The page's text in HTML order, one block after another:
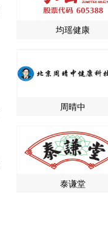
均瑶健康
周晴中
泰谦堂